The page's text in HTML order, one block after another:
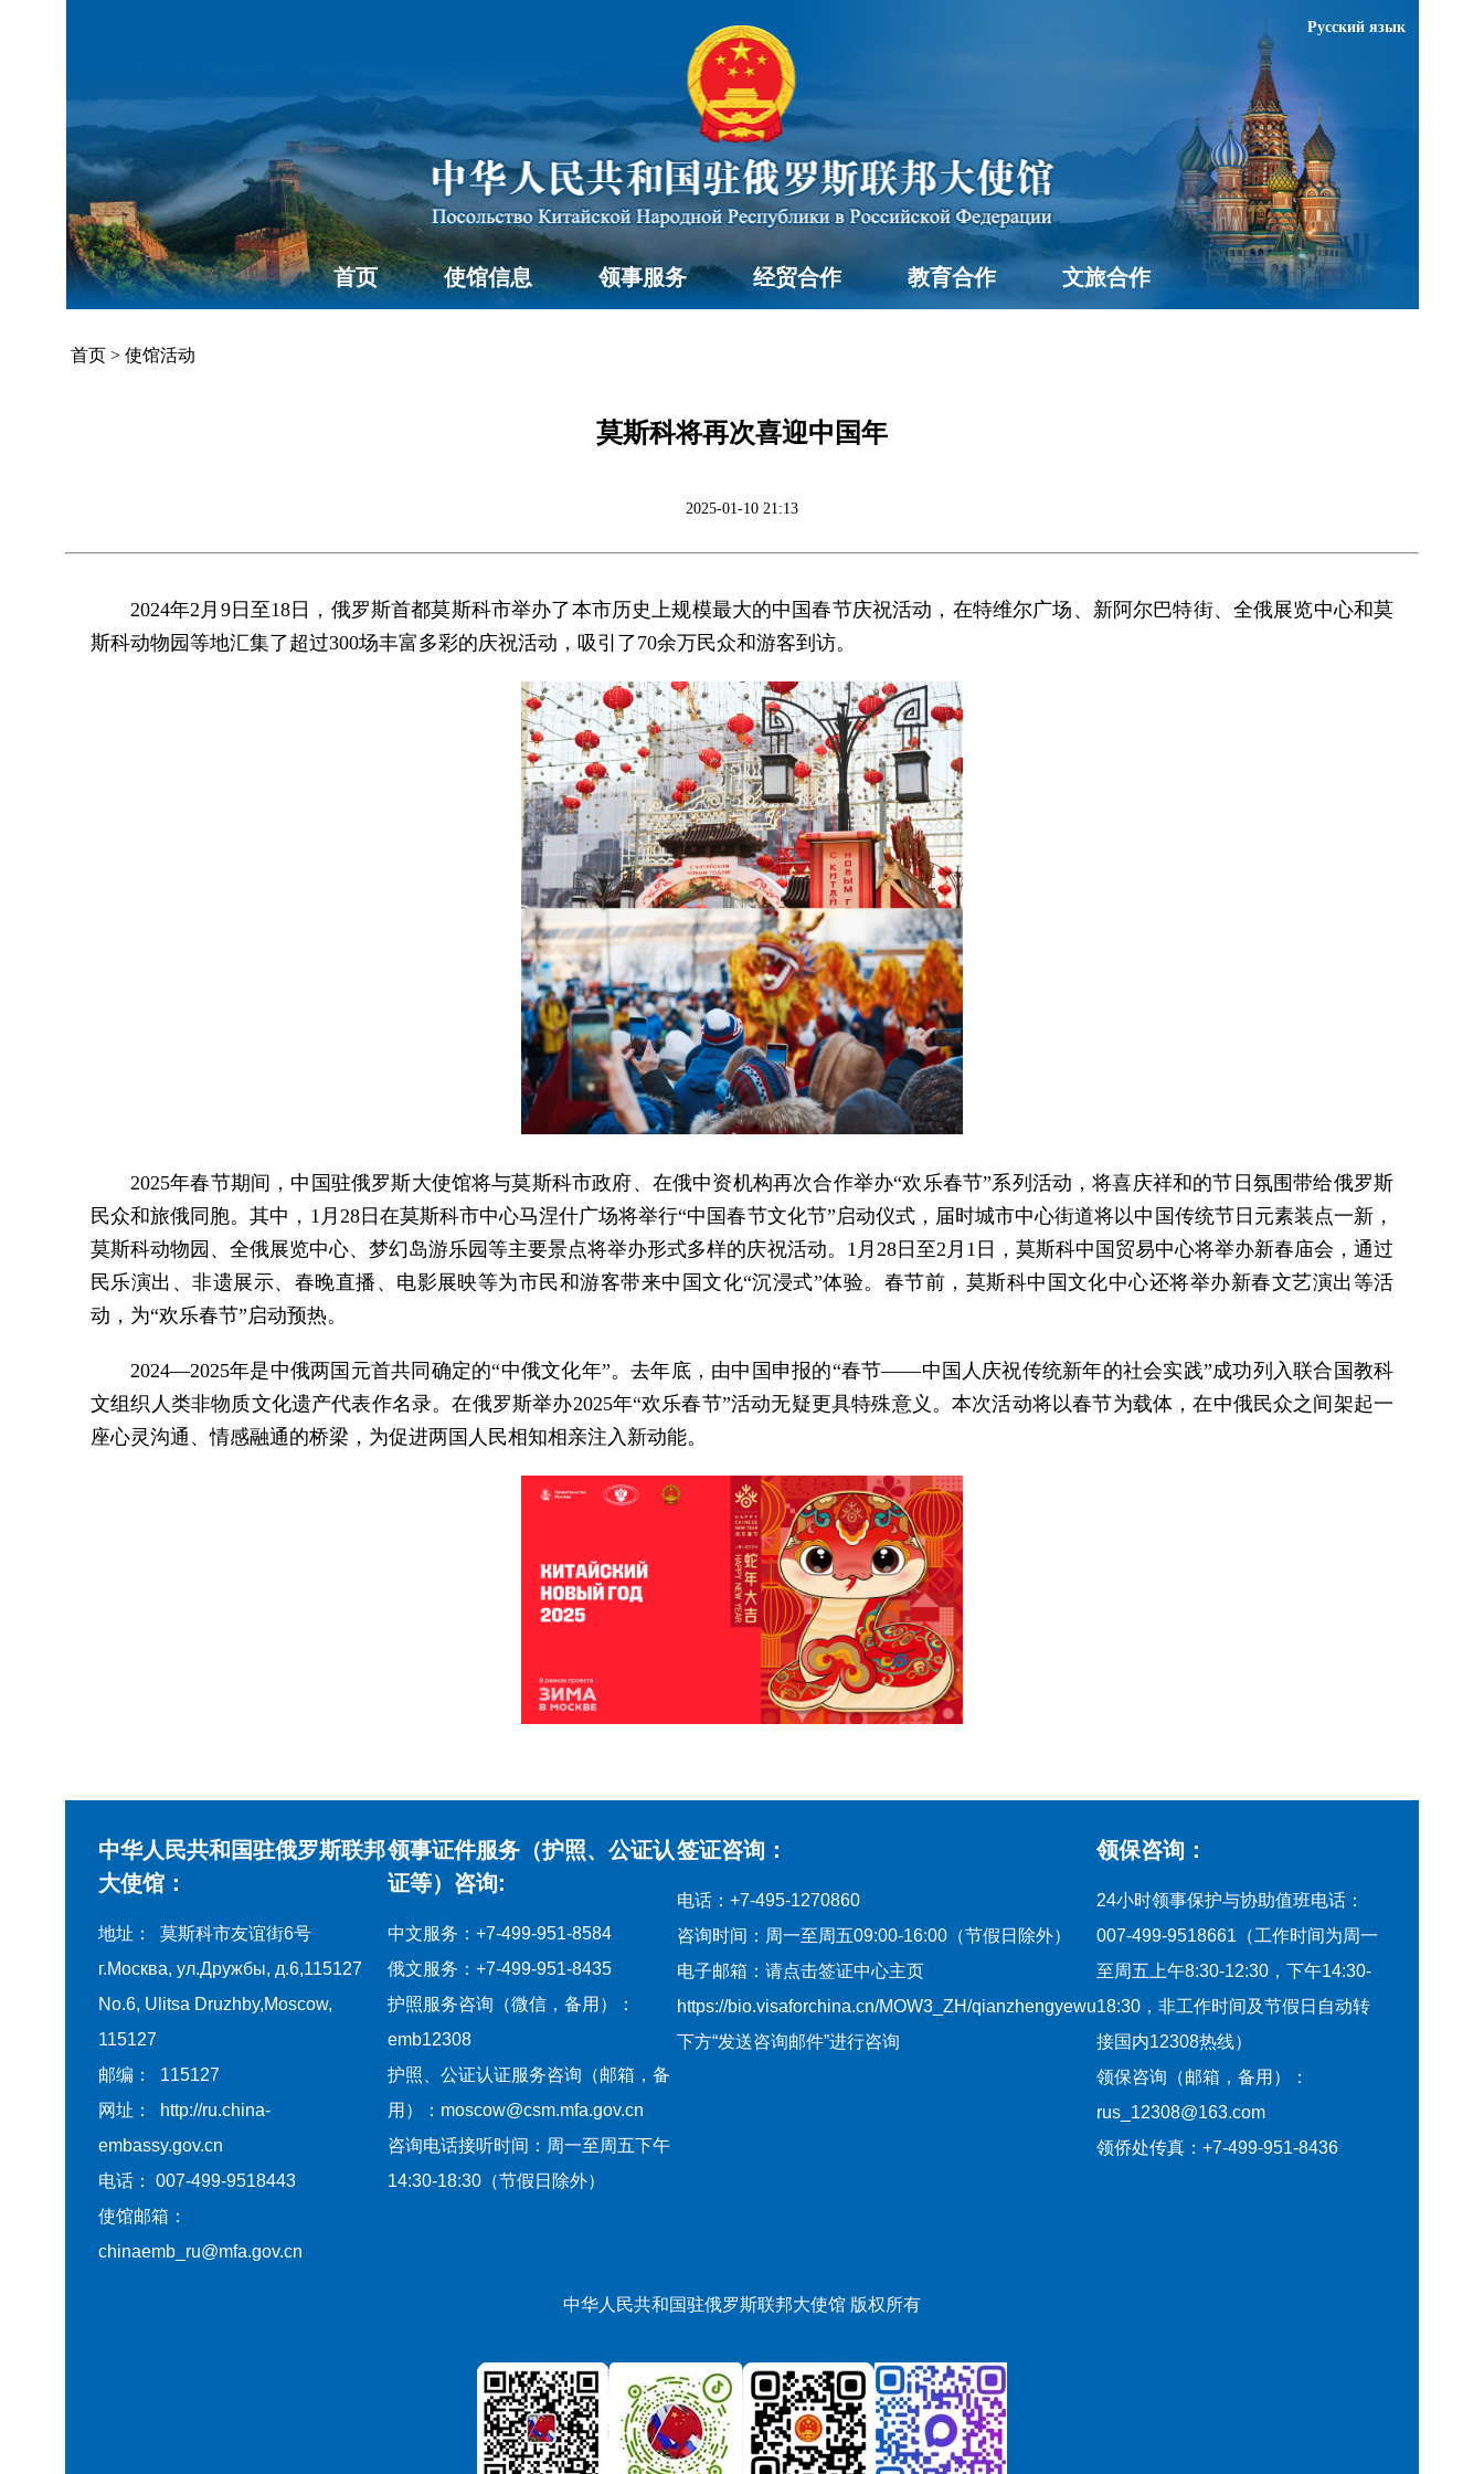
Русский язык
首页 使馆信息 领事服务 经贸合作 教育合作 文旅合作
首页 > 使馆活动
莫斯科将再次喜迎中国年
2025-01-10 21:13
2024年2月9日至18日，俄罗斯首都莫斯科市举办了本市历史上规模最大的中国春节庆祝活动，在特维尔广场、新阿尔巴特街、全俄展览中心和莫
斯科动物园等地汇集了超过300场丰富多彩的庆祝活动，吸引了70余万民众和游客到访。
2025年春节期间，中国驻俄罗斯大使馆将与莫斯科市政府、在俄中资机构再次合作举办“欢乐春节”系列活动，将喜庆祥和的节日氛围带给俄罗斯
民众和旅俄同胞。其中，1月28日在莫斯科市中心马涅什广场将举行“中国春节文化节”启动仪式，届时城市中心街道将以中国传统节日元素装点一新，
莫斯科动物园、全俄展览中心、梦幻岛游乐园等主要景点将举办形式多样的庆祝活动。1月28日至2月1日，莫斯科中国贸易中心将举办新春庙会，通过
民乐演出、非遗展示、春晚直播、电影展映等为市民和游客带来中国文化“沉浸式”体验。春节前，莫斯科中国文化中心还将举办新春文艺演出等活
动，为“欢乐春节”启动预热。
2024—2025年是中俄两国元首共同确定的“中俄文化年”。去年底，由中国申报的“春节——中国人庆祝传统新年的社会实践”成功列入联合国教科
文组织人类非物质文化遗产代表作名录。在俄罗斯举办2025年“欢乐春节”活动无疑更具特殊意义。本次活动将以春节为载体，在中俄民众之间架起一
座心灵沟通、情感融通的桥梁，为促进两国人民相知相亲注入新动能。
中华人民共和国驻俄罗斯联邦
大使馆：
地址： 莫斯科市友谊街6号
г.Москва, ул.Дружбы, д.6,115127
No.6, Ulitsa Druzhby,Moscow,
115127
邮编： 115127
网址： http://ru.china-
embassy.gov.cn
电话： 007-499-9518443
使馆邮箱：
chinaemb_ru@mfa.gov.cn
领事证件服务（护照、公证认
证等）咨询:
中文服务：+7-499-951-8584
俄文服务：+7-499-951-8435
护照服务咨询（微信，备用）：
emb12308
护照、公证认证服务咨询（邮箱，备
用）：moscow@csm.mfa.gov.cn
咨询电话接听时间：周一至周五下午
14:30-18:30（节假日除外）
签证咨询：
电话：+7-495-1270860
咨询时间：周一至周五09:00-16:00（节假日除外）
电子邮箱：请点击签证中心主页
https://bio.visaforchina.cn/MOW3_ZH/qianzhengyewu
下方“发送咨询邮件”进行咨询
领保咨询：
24小时领事保护与协助值班电话：
007-499-9518661（工作时间为周一
至周五上午8:30-12:30，下午14:30-
18:30，非工作时间及节假日自动转
接国内12308热线）
领保咨询（邮箱，备用）：
rus_12308@163.com
领侨处传真：+7-499-951-8436
中华人民共和国驻俄罗斯联邦大使馆 版权所有